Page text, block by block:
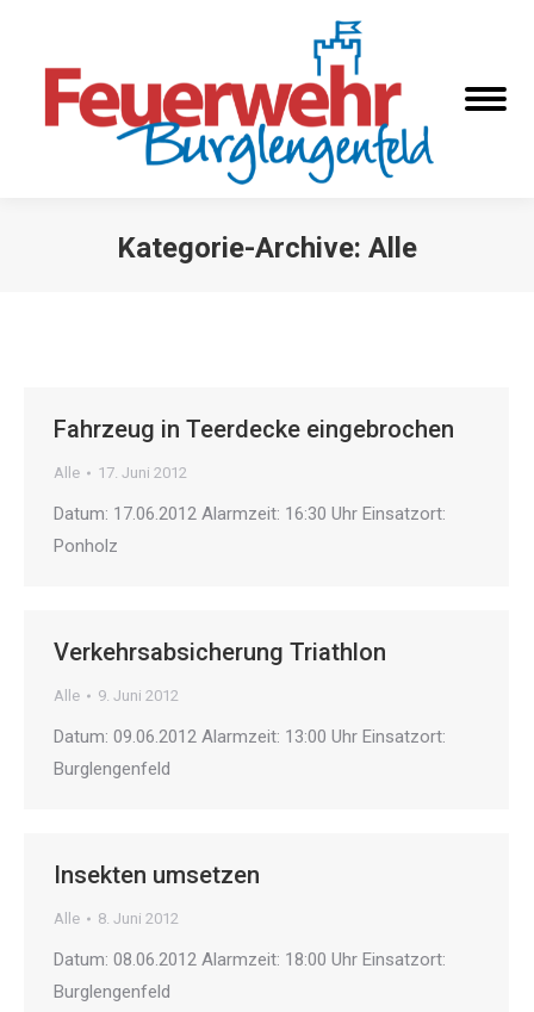
Kategorie-Archive: Alle
Fahrzeug in Teerdecke eingebrochen
Alle 17. Juni 2012
Datum: 17.06.2012 Alarmzeit: 16:30 Uhr Einsatzort:
Ponholz
Verkehrsabsicherung Triathlon
Alle 9. Juni 2012
Datum: 09.06.2012 Alarmzeit: 13:00 Uhr Einsatzort:
Burglengenfeld
Insekten umsetzen
Alle 8. Juni 2012
Datum: 08.06.2012 Alarmzeit: 18:00 Uhr Einsatzort:
Burglengenfeld